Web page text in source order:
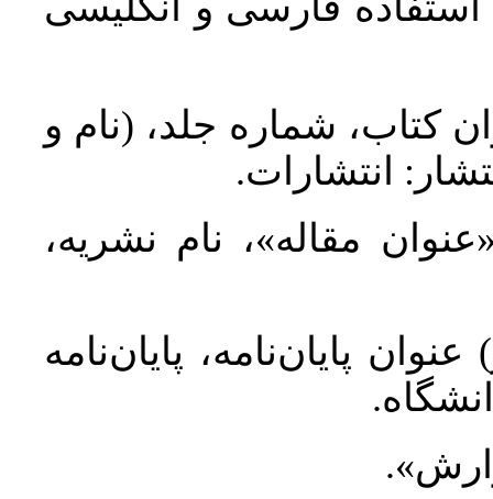
کتاب، شماره جلد، (نام و
انتشارات.
مقاله»، نام نشریه،
پایان‌نامه، پایان‌نامه